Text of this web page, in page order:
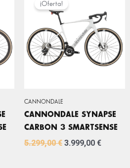
€.
CANNONDALE
¡Oferta!
CANNONDALE SYNAPSE
CARBON 3 SMARTSENSE
5.299,00€
ORIGINAL
ERA:
5.299,00 €.
3.999,00 €
ES: